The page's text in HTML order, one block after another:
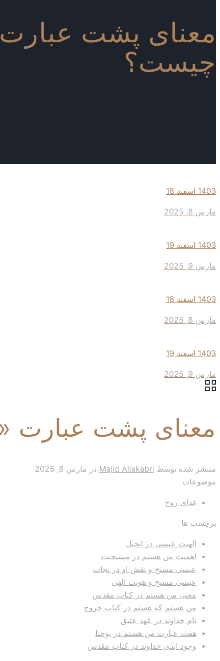
معنای پشت
چیست؟
1403 اسفند 18
مارس 8, 2025
1403 اسفند 19
مارس 9, 2025
1403 اسفند 18
مارس 8, 2025
1403 اسفند 19
مارس 9, 2025
معنای پشت
منتشر شده توسط Majid Aliakabri در مارس 8, 2025
موضوعات
غذای روح
برچسب ها
الهیت عیسی در انجیل
اهمیت من هستم در مسیحیت
عیسی مسیح و نقش او در نجات
عیسی مسیح و هویت الهی
معنی من هستم در کتاب مقدس
من هستم که هستم در کتاب خروج
نام خداوند در عهد عتیق
هفت عبارت من هستم در یوحنا
وجود ابدی خداوند در کتاب مقدس